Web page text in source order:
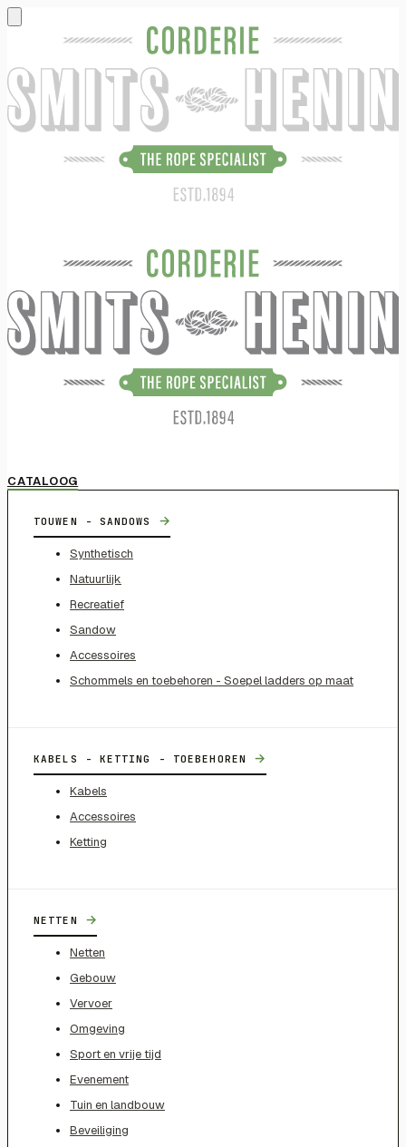
CATALOOG
TOUWEN - SANDOWS →
Synthetisch
Natuurlijk
Recreatief
Sandow
Accessoires
Schommels en toebehoren - Soepel ladders op maat
KABELS - KETTING - TOEBEHOREN →
Kabels
Accessoires
Ketting
NETTEN →
Netten
Gebouw
Vervoer
Omgeving
Sport en vrije tijd
Evenement
Tuin en landbouw
Beveiliging